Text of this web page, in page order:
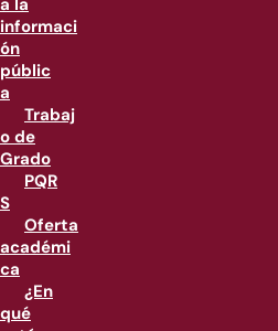
a la
informaci
ón
públic
a
Trabaj
o de
Grado
PQR
S
Oferta
académi
ca
¿En
qué